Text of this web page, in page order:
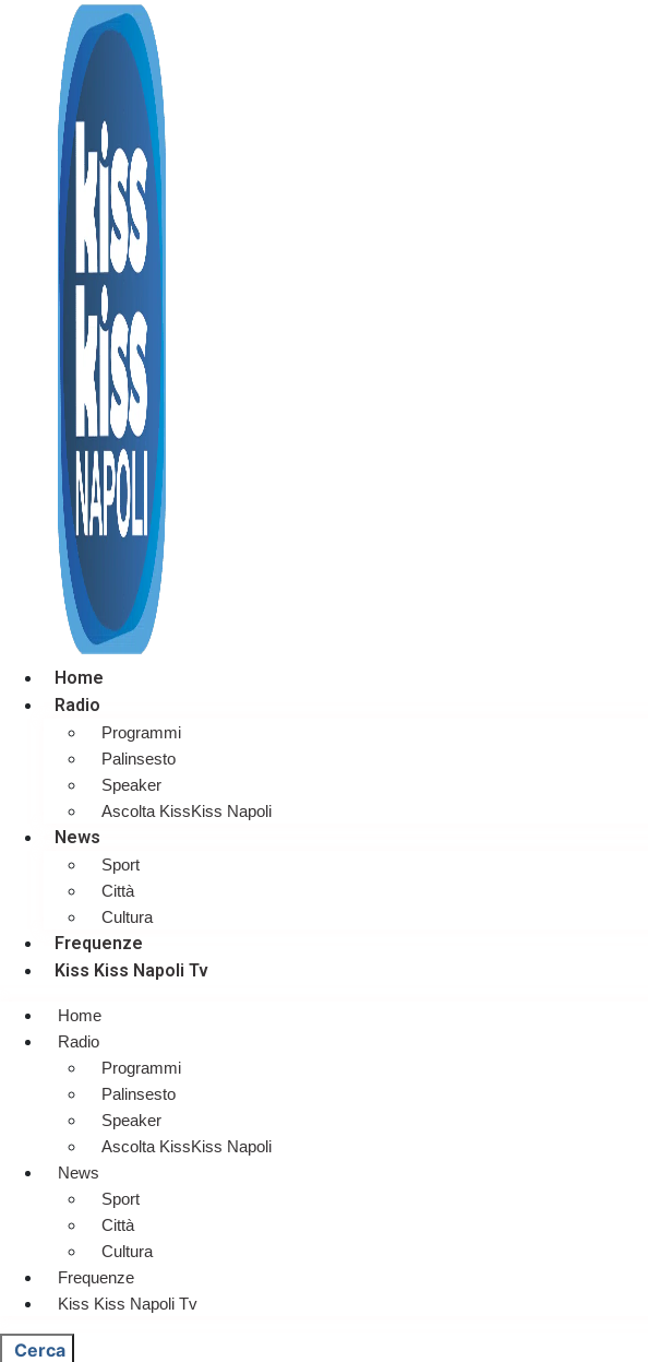
Home
Radio
Programmi
Palinsesto
Speaker
Ascolta KissKiss Napoli
News
Sport
Città
Cultura
Frequenze
Kiss Kiss Napoli Tv
Home
Radio
Programmi
Palinsesto
Speaker
Ascolta KissKiss Napoli
News
Sport
Città
Cultura
Frequenze
Kiss Kiss Napoli Tv
Cerca